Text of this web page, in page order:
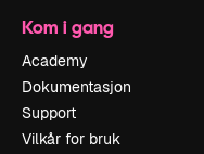
Kom i gang
Academy
Dokumentasjon
Support
Vilkår for bruk